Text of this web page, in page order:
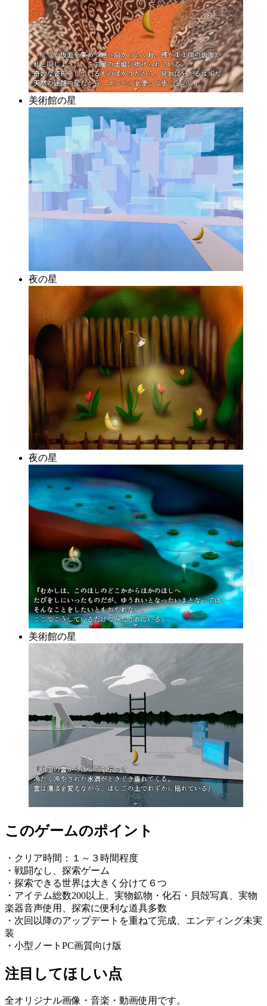
美術館の星
夜の星
夜の星
美術館の星
このゲームのポイント
・クリア時間：１～３時間程度
・戦闘なし、探索ゲーム
・探索できる世界は大きく分けて６つ
・アイテム総数200以上、実物鉱物・化石・貝殻写真、実物
楽器音声使用、探索に便利な道具多数
・次回以降のアップデートを重ねて完成、エンディング未実
装
・小型ノートPC画質向け版
注目してほしい点
全オリジナル画像・音楽・動画使用です。